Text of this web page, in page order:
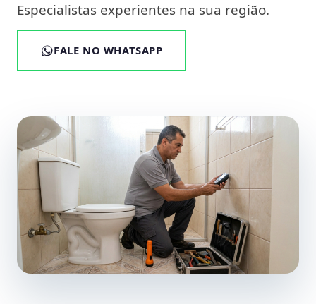
Especialistas experientes na sua região.
FALE NO WHATSAPP